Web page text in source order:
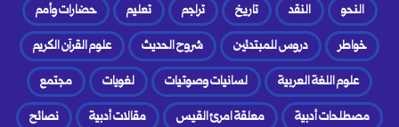
النحو
النقد تاريخ تراجم تعليم
حضارات وأمم
خواطر
دروس للمبتدئين شروح الحديث
علوم القرآن الكريم
علوم اللغة العربية
لسانيات وصوتيات لغويات
مجتمع
مصطلحات أدبية
معلقة امرئ القيس مقالات أدبية نصائح